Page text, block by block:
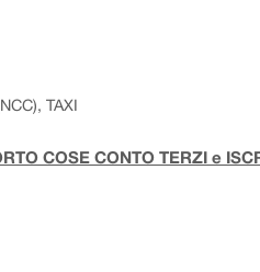
TAXI
COSE CONTO TERZI e